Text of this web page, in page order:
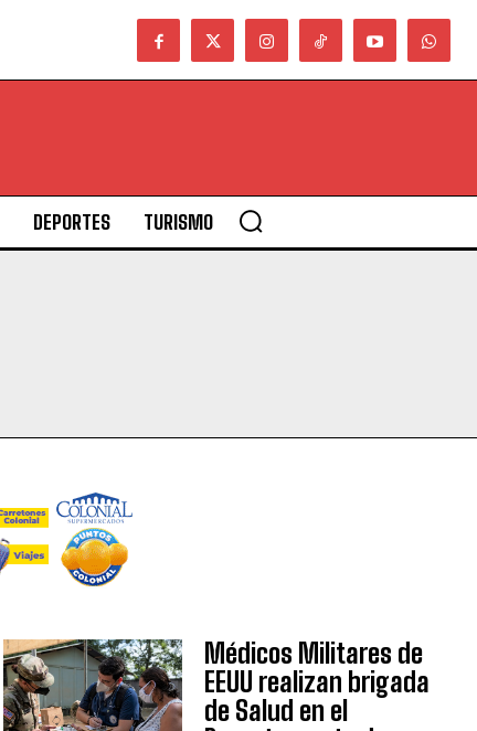
DEPORTES TURISMO
Médicos Militares de
EEUU realizan brigada
de Salud en el